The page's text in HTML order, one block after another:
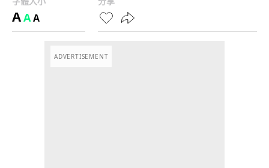
AAA
ADVERTISEMENT